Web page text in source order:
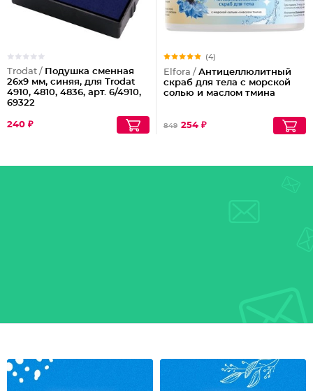
Trodat / Подушка сменная
26х9 мм, синяя, для Trodat
4910, 4810, 4836, арт. 6/4910,
69322
240 ₽
(4)
Elfora / Антицеллюлитный
скраб для тела с морской
солью и маслом тмина
849 254 ₽